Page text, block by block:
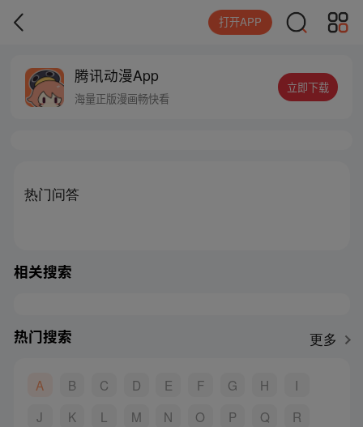
打开APP
腾讯动漫App
海量正版漫画畅快看
立即下载
热门问答
相关搜索
热门搜索 更多
A B C D E F G H
I
J
K L M N O P Q
R